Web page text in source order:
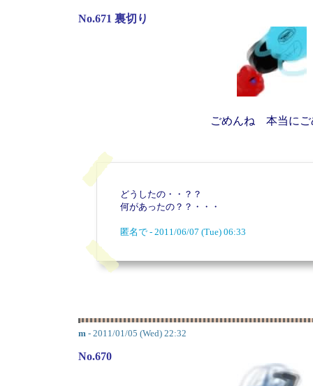
No.671 裏切り
ごめんね 本当にご
どうしたの・・？？
何があったの？？・・・
匿名で - 2011/06/07 (Tue) 06:33
m - 2011/01/05 (Wed) 22:32
No.670